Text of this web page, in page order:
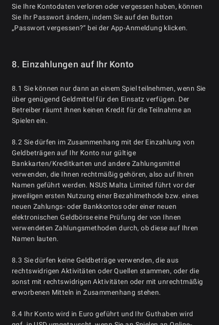
Sie Ihre Kontodaten verloren oder vergessen haben, können
Sie Ihr Passwort ändern, indem Sie auf den Button
„Passwort vergessen?“ bei der App-Anmeldung klicken.
8. Einzahlungen auf Ihr Konto
8.1 Sie können nur dann an einem Spiel teilnehmen, wenn Sie
über genügend Geldmittel für den Einsatz verfügen. Der
Betreiber räumt ihnen keinen Kredit für die Teilnahme an
Spielen ein.
8.2 Sie dürfen im Zusammenhang mit der Einzahlung von
Geldbeträgen auf Ihr Konto nur gültige
Bankkarten/Kreditkarten und andere Zahlungsmittel
verwenden, die Ihnen rechtmäßig gehören, also auf Ihren
Namen geführt werden. NSUS Malta Limited führt vor der
jeweiligen ersten Nutzung einer Bezahlmethode bzw. eines
neuen Zahlungs- oder Bankkontos oder einer neuen
elektronischen Geldbörse eine Prüfung der von Ihnen
verwendeten Zahlungsmethoden durch, ob diese auf Ihren
Namen lauten.
8.3 Sie dürfen keine Geldbeträge verwenden, die aus
rechtswidrigen Aktivitäten oder Quellen stammen, oder die
sonst mit rechtswidrigen Aktivitäten oder mit unrechtmäßig
erworbenen Mitteln in Zusammenhang stehen.
8.4 Ihr Konto wird in Euro geführt und Ihr Guthaben wird